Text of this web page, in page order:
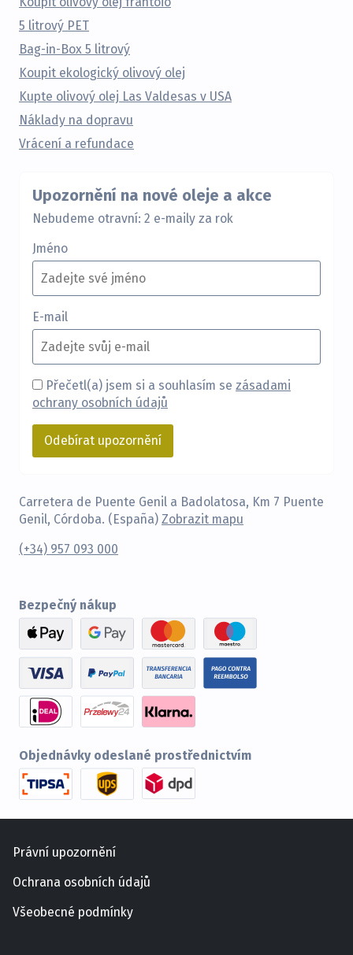
5 litrový PET
Bag-in-Box 5 litrový
Koupit ekologický olivový olej
Kupte olivový olej Las Valdesas v USA
Náklady na dopravu
Vrácení a refundace
Upozornění na nové oleje a akce
Nebudeme otravní: 2 e-maily za rok
Jméno
E-mail
Přečetl(a) jsem si a souhlasím se zásadami
ochrany osobních údajů
Carretera de Puente Genil a Badolatosa, Km 7 Puente
Genil, Córdoba. (España)Zobrazit mapu
(+34) 957 093 000
Bezpečný nákup
Objednávky odeslané prostřednictvím
Právní upozornění
Ochrana osobních údajů
Všeobecné podmínky